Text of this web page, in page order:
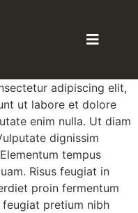
adipiscing elit,
ut labore et dolore
enim nulla. Ut diam
dignissim
tempus
Risus feugiat in
proin fermentum
pretium nibh